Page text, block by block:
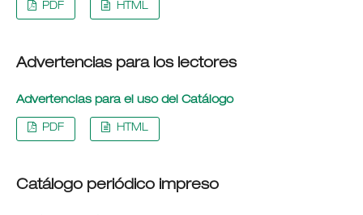
PDF HTML
Advertencias para los lectores
Advertencias para el uso del Catálogo
PDF HTML
Catálogo periódico impreso